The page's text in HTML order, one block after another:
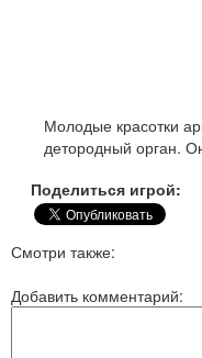
Молодые красотки
детородный орган.
Поделиться игрой:
Смотри также:
Добавить комментарий: